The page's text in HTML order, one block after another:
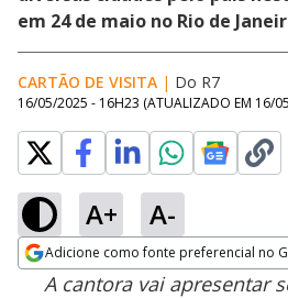
em 24 de maio no Rio de
CARTÃO DE VISITA | Do R7
16/05/2025 - 16H23 (ATUALIZADO EM 16/
A+ A-
Adicione como fonte preferencial no
Opens in new window
A cantora vai apresentar